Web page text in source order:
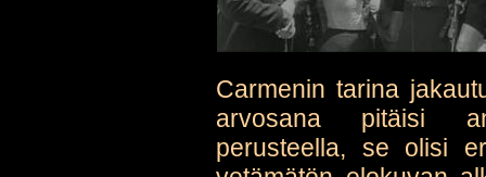
Carmenin tarina
arvosana pitäisi
perusteella, se olisi